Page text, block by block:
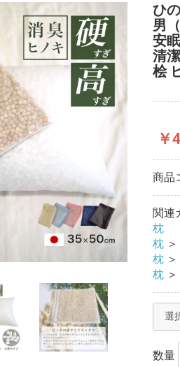
ひ
男
安
清
桧
￥
商品
関連
枕
枕 ＞
枕 ＞
枕 ＞
数量